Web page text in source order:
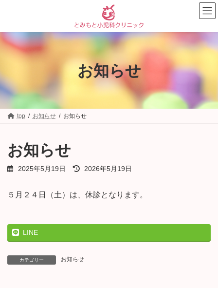
ン
ツ
キ
ッ
プ
ー
シ
に
移
動
お知らせ
top お知らせ お知らせ
お知らせ
2025年5月19日
最
新
2026年5月19日
５月２４日（土）は、休診となります。
LINE
カテゴリー お知らせ